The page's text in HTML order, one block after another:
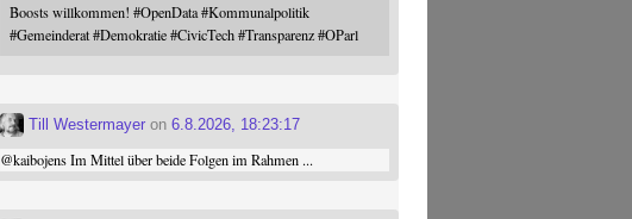
Boosts willkommen!#OpenData #Kommunalpolitik
#Gemeinderat #Demokratie #CivicTech #Transparenz #OParl
Till Westermayer on6.8.2026, 18:23:17
@kaibojensIm Mittel über beide Folgen im Rahmen ...